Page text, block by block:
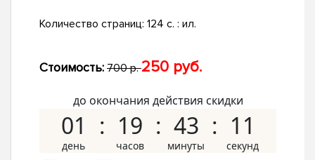
Количество страниц: 124 с. : ил.
Стоимость: 700 р.250 руб.
до окончания действия скидки
01 19 43 10